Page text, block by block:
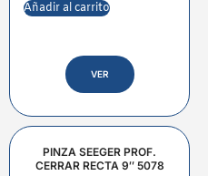
Añadir al carrito
VER
PINZA SEEGER PROF.
CERRAR RECTA 9″ 5078